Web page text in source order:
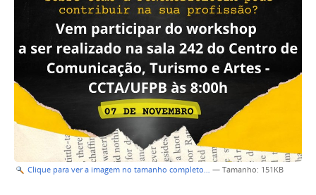
Clique para ver a imagem no tamanho completo… — Tamanho: 151KB